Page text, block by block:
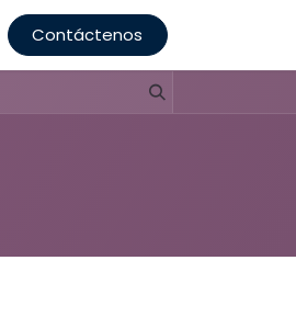
Contáctenos